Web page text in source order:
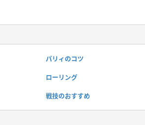
パリィのコツ
ローリング
戦技のおすすめ